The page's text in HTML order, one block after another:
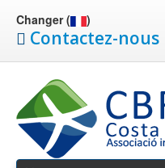
Changer ( )
Contactez-nous